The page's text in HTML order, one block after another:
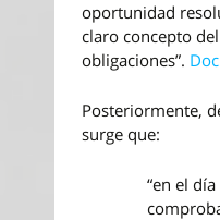
oportunidad
claro concepto
obligaciones”.
Posteriormente,
surge que:
“en el